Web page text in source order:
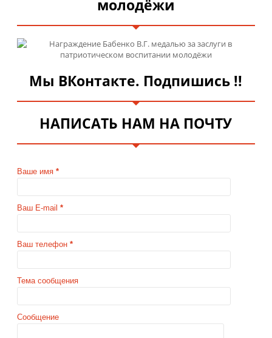
молодёжи
Мы ВКонтакте. Подпишись !!
НАПИСАТЬ НАМ НА ПОЧТУ
Ваше имя *
Ваш E-mail *
Ваш телефон *
Тема сообщения
Сообщение